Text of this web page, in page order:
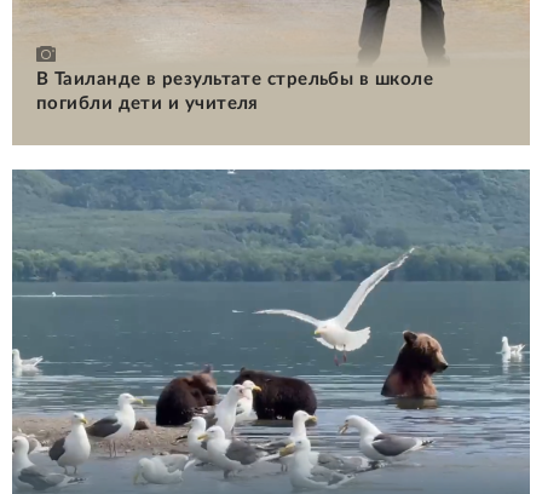
В Таиланде в результате стрельбы в школе
погибли дети и учителя